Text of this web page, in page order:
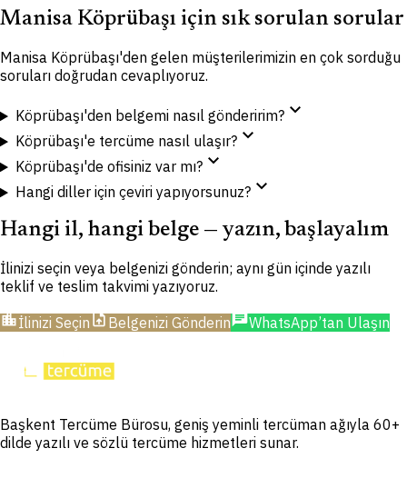
Manisa Köprübaşı için sık sorulan sorular
Manisa Köprübaşı'den gelen müşterilerimizin en çok sorduğu
soruları doğrudan cevaplıyoruz.
Köprübaşı'den belgemi nasıl gönderirim?expand_more
Köprübaşı'e tercüme nasıl ulaşır?expand_more
Köprübaşı'de ofisiniz var mı?expand_more
Hangi diller için çeviri yapıyorsunuz?expand_more
Hangi il, hangi belge — yazın, başlayalım
İlinizi seçin veya belgenizi gönderin; aynı gün içinde yazılı
teklif ve teslim takvimi yazıyoruz.
location_cityİlinizi Seçinupload_fileBelgenizi GönderinchatWhatsApp’tan Ulaşın
Başkent Tercüme Bürosu, geniş yeminli tercüman ağıyla 60+
dilde yazılı ve sözlü tercüme hizmetleri sunar.